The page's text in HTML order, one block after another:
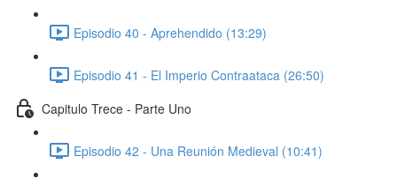
Episodio 40 - Aprehendido (13:29)
Episodio 41 - El Imperio Contraataca (26:50)
Capitulo Trece - Parte Uno
Episodio 42 - Una Reunión Medieval (10:41)